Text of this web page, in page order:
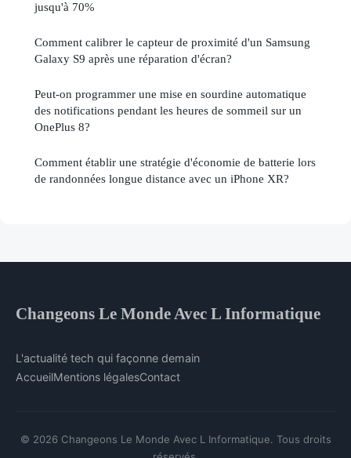
jusqu'à 70%
Comment calibrer le capteur de proximité d'un Samsung
Galaxy S9 après une réparation d'écran?
Peut-on programmer une mise en sourdine automatique
des notifications pendant les heures de sommeil sur un
OnePlus 8?
Comment établir une stratégie d'économie de batterie lors
de randonnées longue distance avec un iPhone XR?
Changeons Le Monde Avec L Informatique
L'actualité tech qui façonne demain
AccueilMentions légalesContact
© 2026 Changeons Le Monde Avec L Informatique. Tous droits